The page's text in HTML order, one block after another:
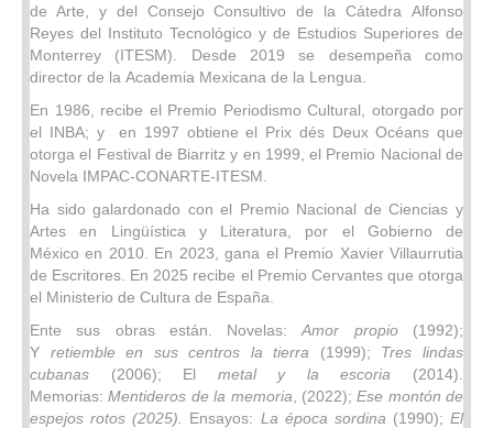
de Arte, y del Consejo Consultivo de la Cátedra Alfonso
Reyes del Instituto Tecnológico y de Estudios Superiores de
Monterrey (ITESM). Desde 2019 se desempeña como
director de la Academia Mexicana de la Lengua.
En 1986, recibe el Premio Periodismo Cultural, otorgado por
el INBA; y en 1997 obtiene el Prix dés Deux Océans que
otorga el Festival de Biarritz y en 1999, el Premio Nacional de
Novela IMPAC-CONARTE-ITESM.
Ha sido galardonado con el Premio Nacional de Ciencias y
Artes en Lingüística y Literatura, por el Gobierno de
México en 2010. En 2023, gana el Premio Xavier Villaurrutia
de Escritores. En 2025 recibe el Premio Cervantes que otorga
el Ministerio de Cultura de España.
Ente sus obras están. Novelas:Amor propio(1992);
Y retiemble en sus centros la tierra (1999); Tres lindas
cubanas (2006); El metal y la escoria (2014).
Memorias:Mentideros de la memoria , (2022);Ese montón de
espejos rotos (2025). Ensayos: La época sordina (1990); El